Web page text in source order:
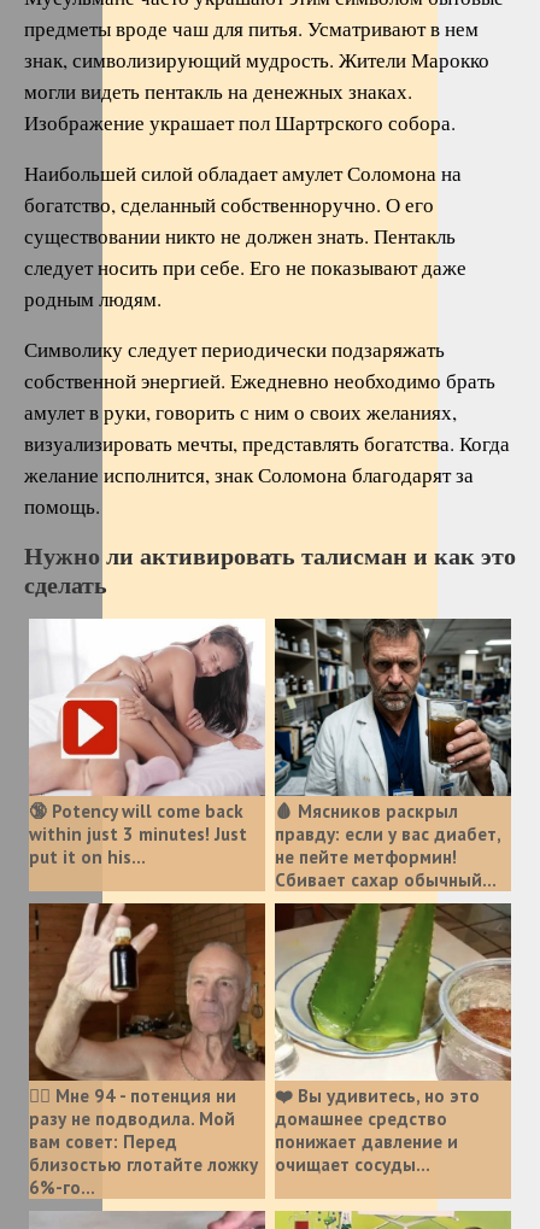
предметы вроде чаш для питья. Усматривают в нем
знак, символизирующий мудрость. Жители Марокко
могли видеть пентакль на денежных знаках.
Изображение украшает пол Шартрского собора.
Наибольшей силой обладает амулет Соломона на
богатство, сделанный собственноручно. О его
существовании никто не должен знать. Пентакль
следует носить при себе. Его не показывают даже
родным людям.
Символику следует периодически подзаряжать
собственной энергией. Ежедневно необходимо брать
амулет в руки, говорить с ним о своих желаниях,
визуализировать мечты, представлять богатства. Когда
желание исполнится, знак Соломона благодарят за
помощь.
Нужно ли активировать талисман и как это
сделать
🔞 Potency will come back
within just 3 minutes! Just
put it on his…
🩸 Мясников раскрыл
правду: если у вас диабет,
не пейте метформин!
Сбивает сахар обычный...
❤️‍🔥 Мне 94 - потенция ни
разу не подводила. Мой
вам совет: Перед
близостью глотайте ложку
6%-го...
❤️ Вы удивитесь, но это
домашнее средство
понижает давление и
очищает сосуды...